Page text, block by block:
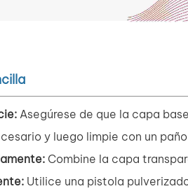
Asegúrese de que la capa
y luego limpie con un
Combine la capa
Utilice una pistola